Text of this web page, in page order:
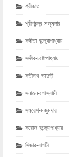
শ্রীজাত
শ্রীশচন্দ্র-মজুমদার
সঙ্গীতা-বন্দ্যোপাধ্যায়
সঞ্জীব-চট্টোপাধ্যায়
সতীনাথ-ভাদুড়ী
সনাতন-গোস্বামী
সমরেশ-মজুমদার
সরোজ-বন্দ্যোপাধ্যায়
সিজার-বাগচী